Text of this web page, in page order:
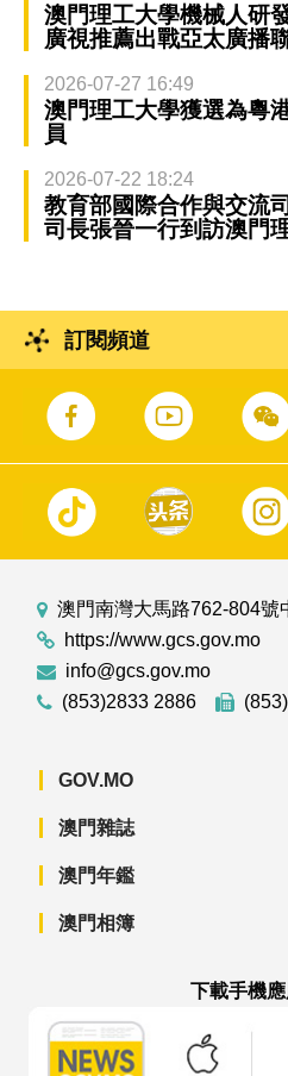
澳門理工大學機械人研
廣視推薦出戰亞太廣播
2026-07-27 16:49
澳門理工大學獲選為粵
員
2026-07-22 18:24
教育部國際合作與交流
司長張晉一行到訪澳門
訂閱頻道
澳門南灣大馬路762-804號
https://www.gcs.gov.mo
info@gcs.gov.mo
(853)2833 2886
GOV.MO
澳門雜誌
澳門年鑑
澳門相簿
下載手機